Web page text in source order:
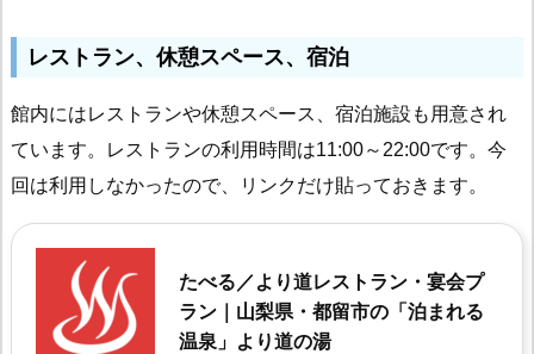
レストラン、休憩スペース、宿泊
館内にはレストランや休憩スペース、宿泊施設も用意され
ています。レストランの利用時間は11:00～22:00です。今
回は利用しなかったので、リンクだけ貼っておきます。
たべる／より道レストラン・宴会プ
ラン｜山梨県・都留市の「泊まれる
温泉」より道の湯